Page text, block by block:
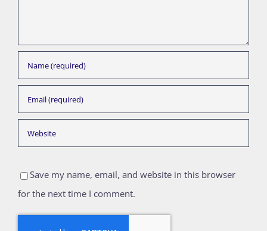
Save my name, email, and website in this browser
for the next time I comment.